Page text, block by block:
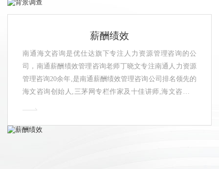
薪酬绩效
南通海文咨询是优仕达旗下专注人力资源管理咨询的公
司，南通薪酬绩效管理咨询老师丁晓文专注南通人力资源
管理咨询20余年,是南通薪酬绩效管理咨询公司排名领先的
海文咨询创始人,三茅网专栏作家及十佳讲师,海文咨询作